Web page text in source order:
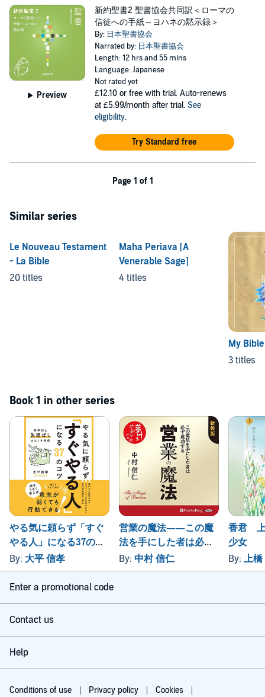
Preview
新約聖書2 聖書協会共同訳＜ローマの
信徒への手紙～ヨハネの黙示録＞
By: 日本聖書協会
Narrated by: 日本聖書協会
Length: 12 hrs and 55 mins
Language: Japanese
Not rated yet
£12.10 or free with trial. Auto-renews
at £5.99/month after trial. See
eligibility.
Try Standard free
Page 1 of 1
Similar series
Le Nouveau Testament
- La Bible
20 titles
Maha Periava [A
Venerable Sage]
4 titles
My
3 titles
Book 1 in other series
やる気に頼らず「すぐ
やる人」になる37のコ
ツ
By: 大平 信孝
営業の魔法――この魔
法を手にした者は必ず
成功する
By: 中村 信仁
香君
少女
By: 上橋
Enter a promotional code
Contact us
Help
Conditions of use Privacy policy Cookies